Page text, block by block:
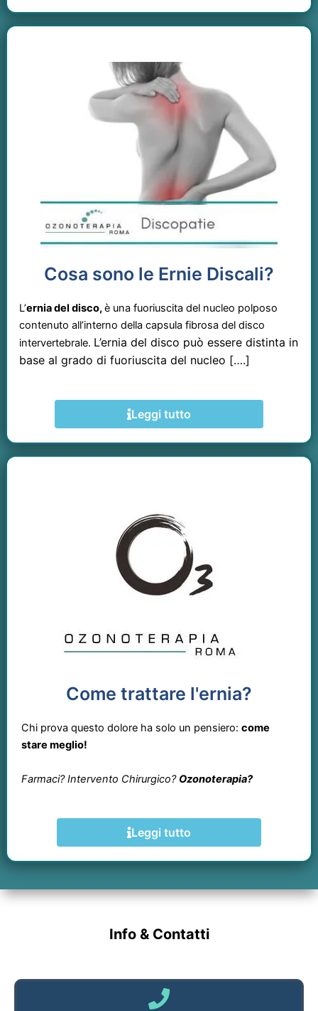
Cosa sono le Ernie Discali?
L’ernia del disco,è una fuoriuscita del nucleo polposo
contenuto all’interno della capsula fibrosa del disco
intervertebrale. L’ernia del disco può essere distinta in
base al grado di fuoriuscita del nucleo [….]
Leggi tutto
Come trattare l'ernia?
Chi prova questo dolore ha solo un pensiero: come
stare meglio!
Farmaci? Intervento Chirurgico? Ozonoterapia?
Leggi tutto
Info & Contatti